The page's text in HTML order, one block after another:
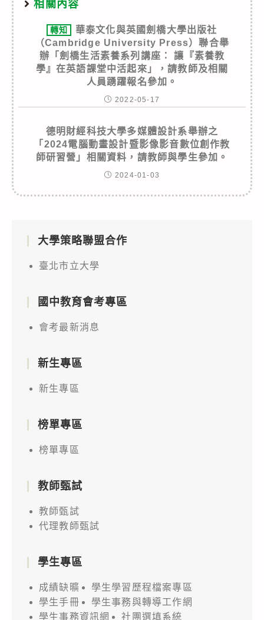
相關內容
轉知
華泰文化與英國劍橋大學出版社
（Cambridge University Press）聯合舉
辦「劍橋生活素養系列講座： 讓『素養教
學』在英語課堂中活起來」，請教師及相關
人員踴躍報名參加。
2022-05-17
德明財經科技大學多媒體設計系舉辦之
「2024電腦動畫設計暨影像影音數位創作教
師研習營」相關資料，請教師與學生參加。
2024-01-03
大學策略聯盟合作
臺北市立大學
國中教育會考專區
會考最新消息
新生專區
新生專區
榜單專區
榜單專區
教師甄試
教師甄試
代理教師甄試
學生專區
成績缺曠
學生學習歷程檔案專區
學生手冊
學生事務與轉導工作網
學生事務資訊網
社團選填系統